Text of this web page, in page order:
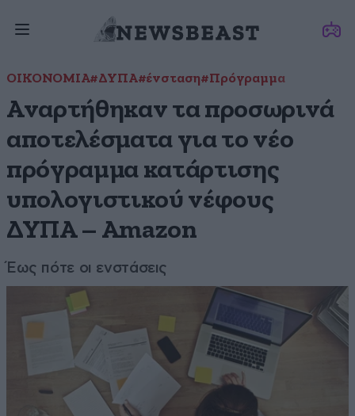
ΟΙΚΟΝΟΜΙΑ#ΔΥΠΑ#ένσταση#Πρόγραμμα
Αναρτήθηκαν τα προσωρινά
αποτελέσματα για το νέο
πρόγραμμα κατάρτισης
υπολογιστικού νέφους
ΔΥΠΑ – Amazon
Έως πότε οι ενστάσεις